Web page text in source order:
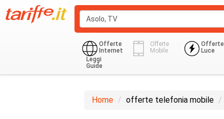
Offerte
Internet
Offerte
Mobile
Offerte
Luce
Leggi
Guide
Home offerte telefonia mobile